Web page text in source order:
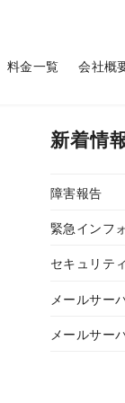
料金一覧 会社概
新着情
障害報告
緊急インフ
セキュリテ
メールサー
メールサー